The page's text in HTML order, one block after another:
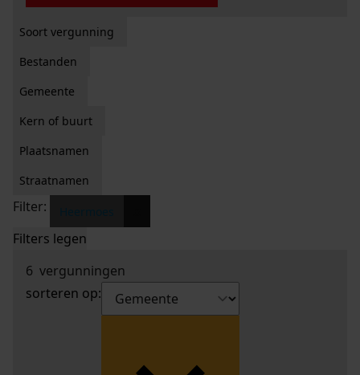
Soort vergunning
Bestanden
Gemeente
Kern of buurt
Plaatsnamen
Straatnamen
Filter:
Filters legen
6 vergunningen
sorteren op: